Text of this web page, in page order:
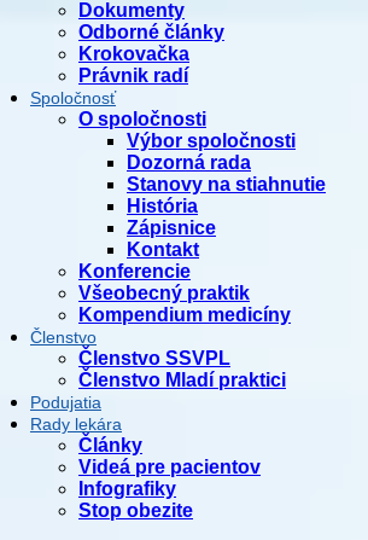
Dokumenty
Odborné články
Krokovačka
Právnik radí
Spoločnosť
O spoločnosti
Výbor spoločnosti
Dozorná rada
Stanovy na stiahnutie
História
Zápisnice
Kontakt
Konferencie
Všeobecný praktik
Kompendium medicíny
Členstvo
Členstvo SSVPL
Členstvo Mladí praktici
Podujatia
Rady lekára
Články
Videá pre pacientov
Infografiky
Stop obezite